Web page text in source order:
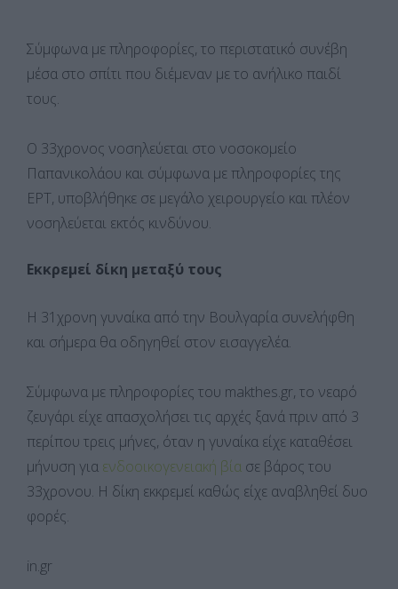
Σύμφωνα με πληροφορίες, το περιστατικό συνέβη
μέσα στο σπίτι που διέμεναν με το ανήλικο παιδί
τους.
Ο 33χρονος νοσηλεύεται στο νοσοκομείο
Παπανικολάου και σύμφωνα με πληροφορίες της
ΕΡΤ, υποβλήθηκε σε μεγάλο χειρουργείο και πλέον
νοσηλεύεται εκτός κινδύνου.
Εκκρεμεί δίκη μεταξύ τους
Η 31χρονη γυναίκα από την Βουλγαρία συνελήφθη
και σήμερα θα οδηγηθεί στον εισαγγελέα.
Σύμφωνα με πληροφορίες του makthes.gr, το νεαρό
ζευγάρι είχε απασχολήσει τις αρχές ξανά πριν από 3
περίπου τρεις μήνες, όταν η γυναίκα είχε καταθέσει
μήνυση για ενδοοικογενειακή βία σε βάρος του
33χρονου. Η δίκη εκκρεμεί καθώς είχε αναβληθεί δυο
φορές.
in.gr